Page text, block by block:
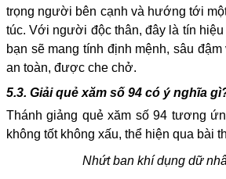
trọng người bên cạnh và hướng tới
túc. Với người độc thân, đây là tín
bạn sẽ mang tính định mệnh, sâu
an toàn, được che chở.
5.3. Giải quẻ xăm số 94 có ý nghĩa
Thánh giảng quẻ xăm số 94 tương
không tốt không xấu, thể hiện qua bài
Nhứt ban khí dụng dữ